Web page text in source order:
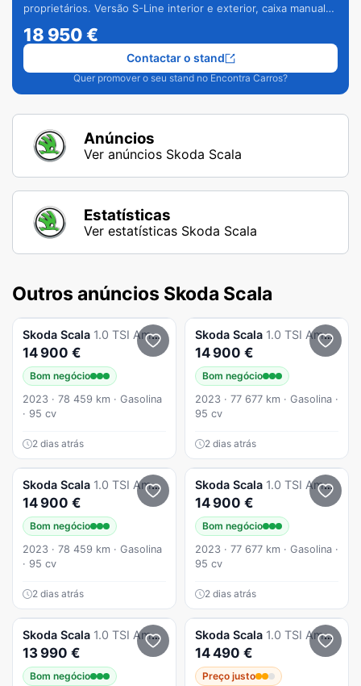
proprietários. Versão S-Line interior e exterior, caixa manual
18 950€
Quer promover o seu stand no Encontra Carros?
Contactar o stand
Anúncios
Ver anúncios Skoda Scala
Estatísticas
Ver estatísticas Skoda Scala
Outros anúncios Skoda Scala
Skoda Scala 1.0 TSI Ambition
14 900 €
Bom negócio
2023 · 78 459 km · Gasolina
· 95 cv
2 dias atrás
Skoda Scala 1.0 TSI Ambition
14 900 €
Bom negócio
2023 · 77 677 km · Gasolina ·
95 cv
2 dias atrás
Skoda Scala 1.0 TSI Ambition
14 900 €
Bom negócio
2023 · 78 459 km · Gasolina
· 95 cv
2 dias atrás
Skoda Scala 1.0 TSI Ambition
14 900 €
Bom negócio
2023 · 77 677 km · Gasolina ·
95 cv
2 dias atrás
Skoda Scala 1.0 TSI Ambition
13 990 €
Bom negócio
Skoda Scala 1.0 TSI Ambition
14 490 €
Preço justo